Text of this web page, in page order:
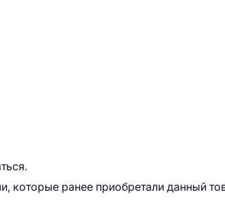
которые ранее приобретали данный